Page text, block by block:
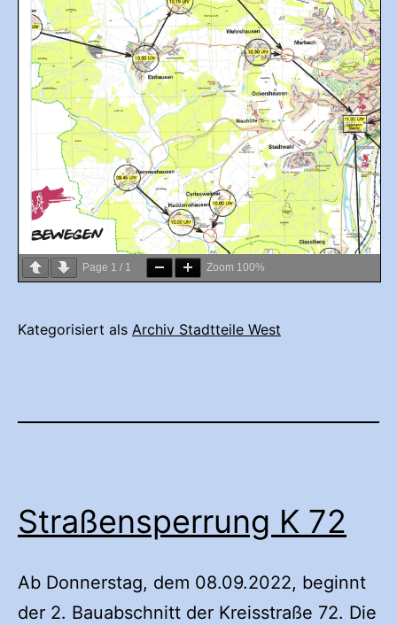
Page 1 / 1 Zoom 100%
Kategorisiert als Archiv Stadtteile West
Straßensperrung K 72
Ab Donnerstag, dem 08.09.2022, beginnt
der 2. Bauabschnitt der Kreisstraße 72. Die